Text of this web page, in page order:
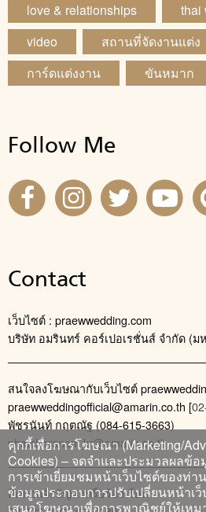
love & relationships
thai
video
สถานที่จัดงานแต่ง
การ์ดแต่งงาน
ขันหมาก
Follow Me
Contact
เว็บไซต์ : praewwedding.com
บริษัท อมรินทร์ คอร์เปอเรชั่นส์ จำกัด (ม
สนใจลงโฆษณากับเว็บไซต์
praewweddingofficial@amarin.co.th [
พัชรนันท์ กฤตณัฐ (084-615-3663)
phatcharanan_kr@amarin.co.th
ติดต่อแจ้งปัญหาหรือร้องเรียน
คุกกี้เพื่อการโฆษณา (Marketing/
Cookies) – จดจำและประมวลผลข้อ
การเข้าเยี่ยมชมหน้าเว็บไซต์ของท่า
ข้อมูลประกอบการปรับเปลี่ยนหน้าเ
เสนอโฆษณาเพื่อการพาณิชย์ให้เหม